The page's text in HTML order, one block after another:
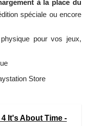
à la place du
spéciale ou encore
pour vos jeux,
Store
It's About Time -